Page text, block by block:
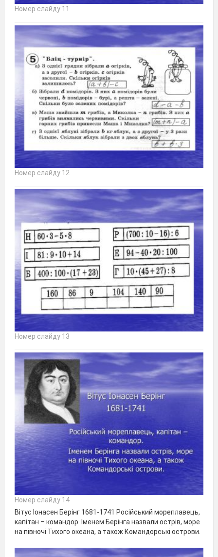
Номер слайду 11
Номер слайду 12
Номер слайду 13
Номер слайду 14
Вітус Іонасен Берінг 1681-1741 Російський мореплавець,
капітан – командор. Іменем Берінга назвали острів, море
на півночі Тихого океана, а також Командорські острови.